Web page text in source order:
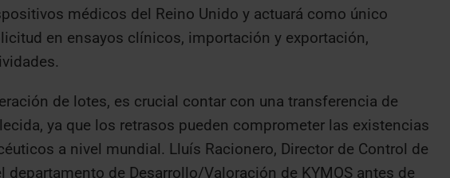
médicos del Reino Unido y actuará como único
en ensayos clínicos, importación y exportación,
de lotes, es crucial contar con una transferencia de
ya que los retrasos pueden comprometer las existencias
a nivel mundial. Lluís Racionero, Director de Control de
departamento de Desarrollo/Valoración de KYMOS antes de